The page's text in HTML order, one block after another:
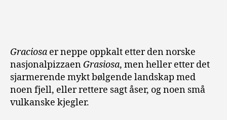
Graciosa er neppe oppkalt etter den norske
nasjonalpizzaen Grasiosa, men heller etter det
sjarmerende mykt bølgende landskap med
noen fjell, eller rettere sagt åser, og noen små
vulkanske kjegler.